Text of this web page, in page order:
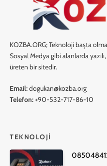
KOZBA.ORG; Teknoloji başta
Sosyal Medya gibi alanlarda
üreten bir sitedir.
Email:dogukan@kozba.org
Telefon:+90-532-717-86-10
TEKNOLOJI